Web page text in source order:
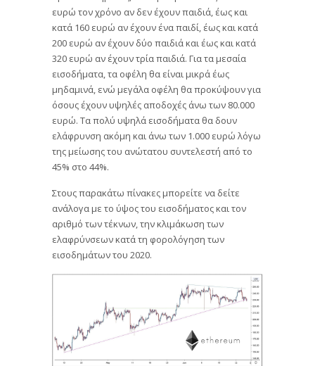
ευρώ τον χρόνο αν δεν έχουν παιδιά, έως και
κατά 160 ευρώ αν έχουν ένα παιδί, έως και κατά
200 ευρώ αν έχουν δύο παιδιά και έως και κατά
320 ευρώ αν έχουν τρία παιδιά. Για τα μεσαία
εισοδήματα, τα οφέλη θα είναι μικρά έως
μηδαμινά, ενώ μεγάλα οφέλη θα προκύψουν για
όσους έχουν υψηλές αποδοχές άνω των 80.000
ευρώ. Τα πολύ υψηλά εισοδήματα θα δουν
ελάφρυνση ακόμη και άνω των 1.000 ευρώ λόγω
της μείωσης του ανώτατου συντελεστή από το
45% στο 44%.
Στους παρακάτω πίνακες μπορείτε να δείτε
ανάλογα με το ύψος του εισοδήματος και τον
αριθμό των τέκνων, την κλιμάκωση των
ελαφρύνσεων κατά τη φορολόγηση των
εισοδημάτων του 2020.